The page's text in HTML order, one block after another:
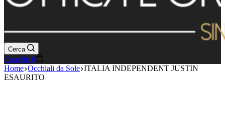
Cerca
Carrello 0
Home Occhiali da Sole ITALIA INDEPENDENT JUSTIN
ESAURITO